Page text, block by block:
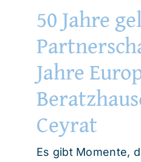
50 Jahre
Jahre
Ceyrat
Es gibt Momente,